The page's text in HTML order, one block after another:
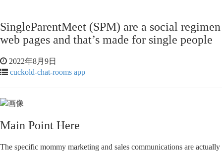
SingleParentMeet (SPM) are a social regimen
web pages and that’s made for single people
2022年8月9日
cuckold-chat-rooms app
Main Point Here
The specific mommy marketing and sales communications are actually